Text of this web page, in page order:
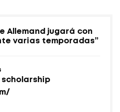
Allemand jugará con
varias temporadas”